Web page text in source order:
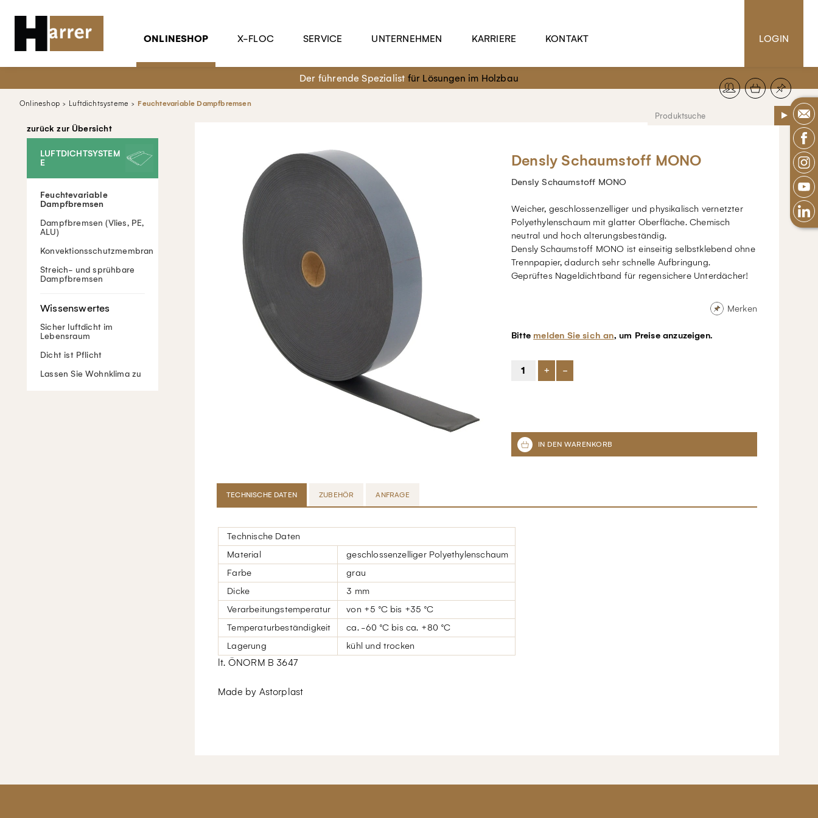
ONLINESHOP X-FLOC SERVICE UNTERNEHMEN KARRIERE KONTAKT LOGIN
Der führende Spezialist für Lösungen im Holzbau
Onlineshop Luftdichtsysteme Feuchtevariable Dampfbremsen
zurück zur Übersicht
LUFTDICHTSYSTEM
E
Feuchtevariable
Dampfbremsen
Dampfbremsen (Vlies, PE,
ALU)
Konvektionsschutzmembran
Streich- und sprühbare
Dampfbremsen
Sicher luftdicht im
Lebensraum
Dicht ist Pflicht
Lassen Sie Wohnklima zu
Densly Schaumstoff MONO
Densly Schaumstoff MONO
Weicher, geschlossenzelliger und physikalisch vernetzter
Polyethylenschaum mit glatter Oberfläche. Chemisch
neutral und hoch alterungsbeständig.
Densly Schaumstoff MONO ist einseitig selbstklebend ohne
Trennpapier, dadurch sehr schnelle Aufbringung.
Geprüftes Nageldichtband für regensichere Unterdächer!
Merken
Bitte melden Sie sich an, um Preise anzuzeigen.
+ -
TECHNISCHE DATEN ZUBEHÖR ANFRAGE
Technische Daten
Material
geschlossenzelliger Polyethylenschaum
Farbe
grau
Dicke
3 mm
Verarbeitungstemperatur
von +5 °C bis +35 °C
Temperaturbeständigkeit
ca. -60 °C bis ca. +80 °C
Lagerung
kühl und trocken
lt. ÖNORM B 3647
Made by Astorplast